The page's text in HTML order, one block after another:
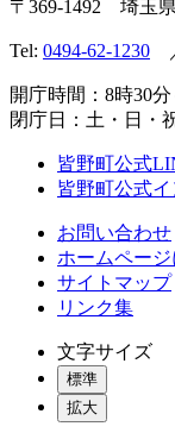
〒369-1492 埼玉
Tel: 0494-62-1230
開庁時間：8時30
閉庁日：土・日・
皆野町公式
皆野町公式
お問い合わせ
ホームペー
サイトマップ
リンク集
文字サイズ
標準
拡大